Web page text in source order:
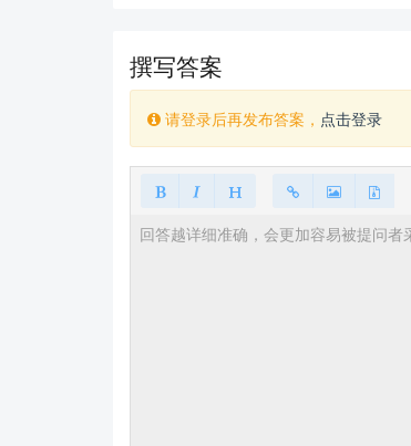
撰写答案
请登录后再发布答案， 点击登录